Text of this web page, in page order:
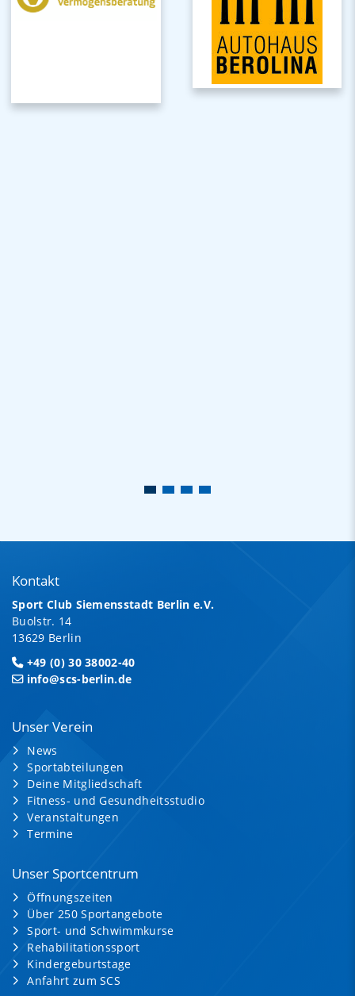
Kontakt
Sport Club Siemensstadt Berlin e.V.
Buolstr. 14
13629 Berlin
+49 (0) 30 38002-40
info@scs-berlin.de
Unser Verein
News
Sportabteilungen
Deine Mitgliedschaft
Fitness- und Gesundheitsstudio
Veranstaltungen
Termine
Unser Sportcentrum
Öffnungszeiten
Über 250 Sportangebote
Sport- und Schwimmkurse
Rehabilitationssport
Kindergeburtstage
Anfahrt zum SCS